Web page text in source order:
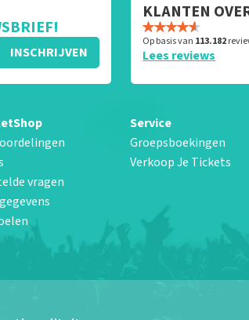
INSCHRIJVEN
KLANTEN
Op basis van 113.182
Lees reviews
vragen
Service
Groepsboekingen
Verkoop Je Tickets